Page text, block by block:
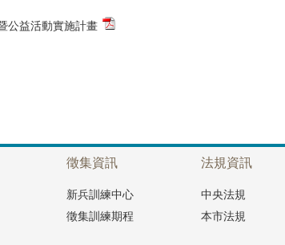
公益活動實施計畫
徵集資訊
新兵訓練中心
徵集訓練期程
法規資訊
中央法規
本市法規